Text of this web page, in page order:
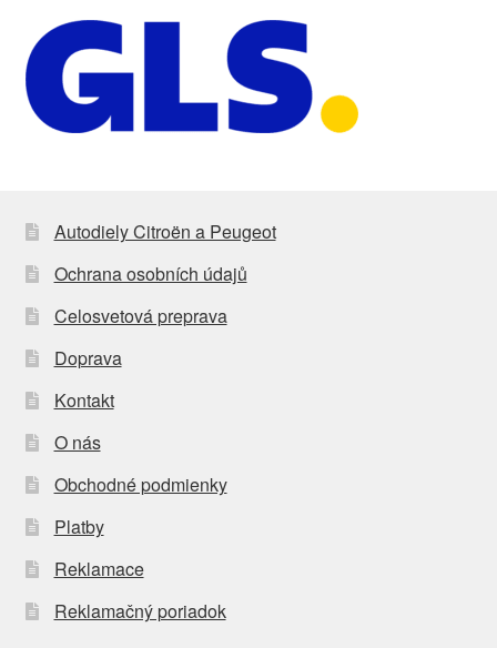
Autodiely Citroën a Peugeot
Ochrana osobních údajů
Celosvetová preprava
Doprava
Kontakt
O nás
Obchodné podmienky
Platby
Reklamace
Reklamačný poriadok